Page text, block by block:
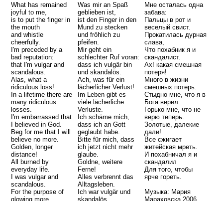
What has remained
joyful to me,
is to put the finger in
the mouth
and whistle
cheerfully.
I'm preceded by a
bad reputation:
that I'm vulgar and
scandalous.
Alas, what a
ridiculous loss!
In a lifetime there are
many ridiculous
losses.
I'm embarrassed that
I believed in God.
Beg for me that I will
believe no more.
Golden, longer
distance!
All burned by
everyday life.
I was vulgar and
scandalous.
For the purpose of
glowing more.
Was mir an Spaß
geblieben ist,
ist den Finger in den
Mund zu stecken
und fröhlich zu
pfeifen.
Mir geht ein
schlechter Ruf voran:
dass ich vulgär bin
und skandalös.
Ach, was für ein
lächerlicher Verlust!
Im Leben gibt es
viele lächerliche
Verluste.
Ich schäme mich,
dass ich an Gott
geglaubt habe.
Bitte für mich, dass
ich jetzt nicht mehr
glaube.
Goldne, weitere
Ferne!
Alles verbrennt das
Alltagsleben.
Ich war vulgär und
skandalös.
Мне осталась одна
забава:
Пальцы в рот и
веселый свист.
Прокатилась дурная
слава,
Что похабник я и
скандалист.
Ах! какая смешная
потеря!
Много в жизни
смешных потерь.
Стыдно мне, что я в
Бога верил.
Горько мне, что не
верю теперь.
Золотые, далекие
дали!
Все сжигает
житейская мреть.
И похабничал я и
скандалил
Для того, чтобы
ярче гореть.
Музыка: Мария
Мараховска 2006